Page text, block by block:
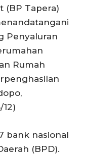
(BP Tapera)
Penyaluran
Rumah
bank nasional
(BPD).